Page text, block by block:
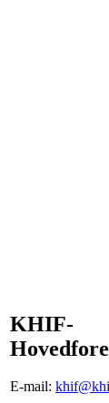
KHIF-
E-mail: